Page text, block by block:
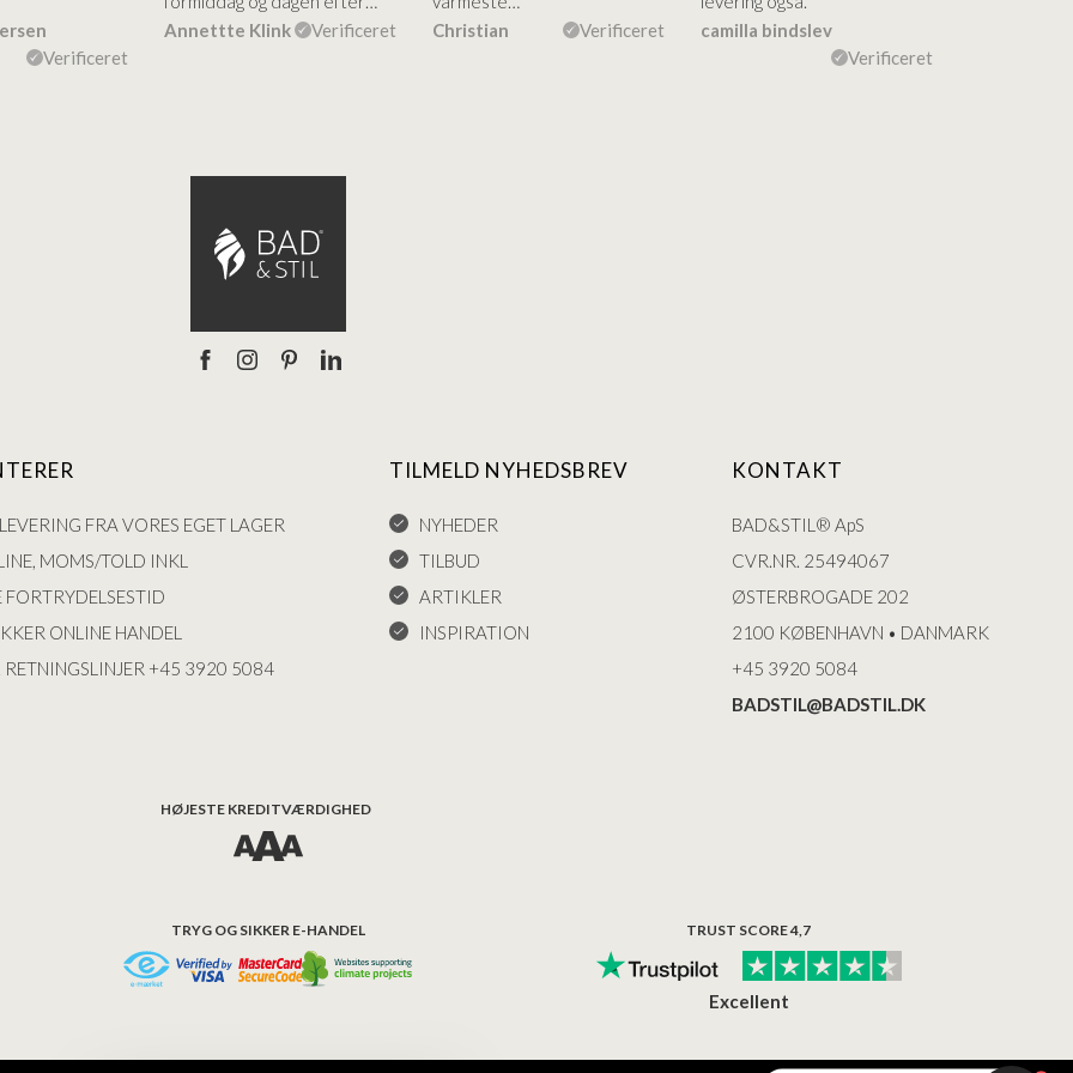
Verificeret
Annettte Klink
Verificeret
Christian
Verificeret
camilla bindslev
Verificeret
FRA VORES EGET LAGER
MOMS/TOLD INKL
ONLINE HANDEL
+45 3920 5084
TILMELD NYHEDSBREV
NYHEDER
TILBUD
ARTIKLER
INSPIRATION
KONTAKT
BAD&STIL® ApS
CVR.NR. 25494067
ØSTERBROGADE 202
2100 KØBENHAVN • DANMARK
+45 3920 5084
BADSTIL@BADSTIL.DK
HØJESTE KREDITVÆRDIGHED
TRYG OG SIKKER E-HANDEL TRUST SCORE 4,7
Excellent